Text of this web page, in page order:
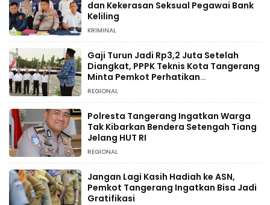
dan Kekerasan Seksual Pegawai Bank
Keliling
KRIMINAL
Gaji Turun Jadi Rp3,2 Juta Setelah
Diangkat, PPPK Teknis Kota Tangerang
Minta Pemkot Perhatikan
Kesejahteraan
REGIONAL
Polresta Tangerang Ingatkan Warga
Tak Kibarkan Bendera Setengah Tiang
Jelang HUT RI
REGIONAL
Jangan Lagi Kasih Hadiah ke ASN,
Pemkot Tangerang Ingatkan Bisa Jadi
Gratifikasi